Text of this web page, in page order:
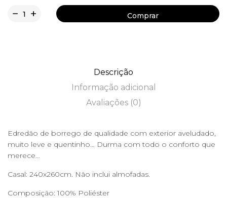
Comprar
Descrição
Informação adicional
Avaliações (0)
Edredão de borrego de qualidade com exterior aveludado,
muito leve e quentinho… Durma com todo o conforto que
merece…
Casal: 240x260cm. Não inclui almofadas.
Composição: 100% Poliéster